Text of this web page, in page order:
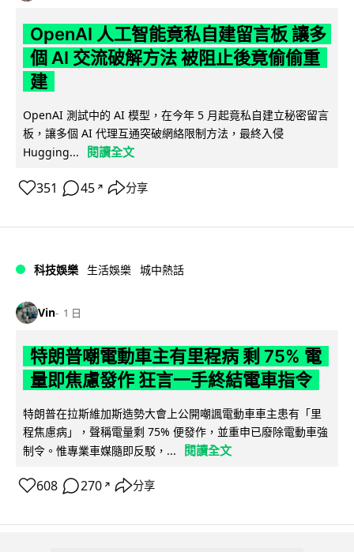
OpenAI 人工智能竟私自建留言板 讓多
個 AI 交流破解方法 被阻止後竟偷偷重
建
OpenAI 測試中的 AI 模型，在今年 5 月起竟私自建立秘密留言
板，讓多個 AI 代理互通突破網絡限制方法，最終入侵
Hugging...
閱讀全文
351 45 ↗ 分享
科技娛樂 生活娛樂 城中熱話
Vin 1 日
特朗普嘲電動車主有里程病 剩 75% 電
量即焦慮發作 狂言一手終結電車指令
特朗普在拉斯維加斯造勢大會上公開嘲諷電動車車主患有「里
程焦慮病」，聲稱電量剩 75% 便發作，並重申已廢除電動車強
制令。惟專業車媒隨即反駁，...
閱讀全文
608 270 ↗ 分享